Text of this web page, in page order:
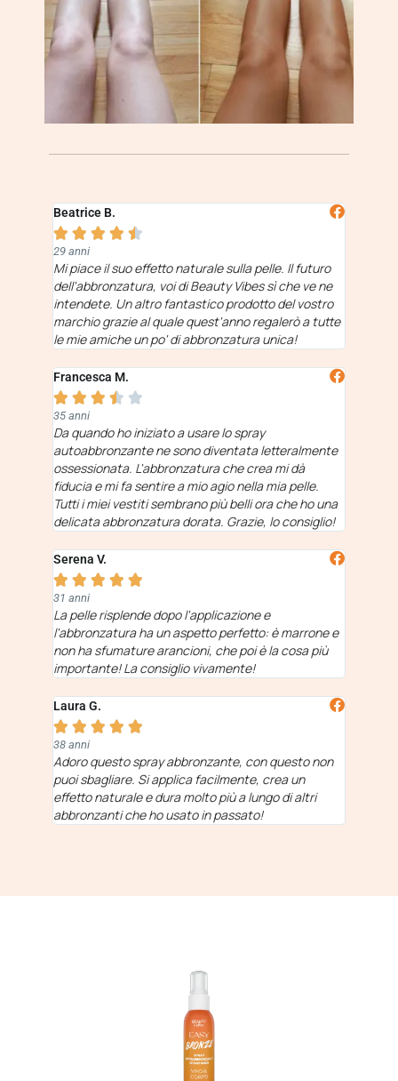
Beatrice B.
    
29 anni
Mi piace il suo effetto naturale sulla pelle. Il futuro
dell'abbronzatura, voi di Beauty Vibes sì che ve ne
intendete. Un altro fantastico prodotto del vostro
marchio grazie al quale quest'anno regalerò a tutte
le mie amiche un po' di abbronzatura unica!
Francesca M.
    
35 anni
Da quando ho iniziato a usare lo spray
autoabbronzante ne sono diventata letteralmente
ossessionata. L'abbronzatura che crea mi dà
fiducia e mi fa sentire a mio agio nella mia pelle.
Tutti i miei vestiti sembrano più belli ora che ho una
delicata abbronzatura dorata. Grazie, lo consiglio!
Serena V.
    
31 anni
La pelle risplende dopo l'applicazione e
l'abbronzatura ha un aspetto perfetto: è marrone e
non ha sfumature arancioni, che poi è la cosa più
importante! La consiglio vivamente!
Laura G.
    
38 anni
Adoro questo spray abbronzante, con questo non
puoi sbagliare. Si applica facilmente, crea un
effetto naturale e dura molto più a lungo di altri
abbronzanti che ho usato in passato!